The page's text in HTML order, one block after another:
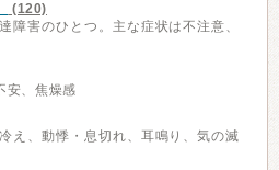
(120)
障害のひとつ。主な症状は不注意、
安、焦燥感
え、動悸・息切れ、耳鳴り、気の滅